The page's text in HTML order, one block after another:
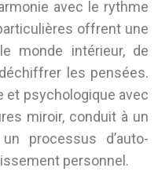
avec le rythme
offrent une
monde intérieur, de
les pensées.
et psychologique avec
miroir, conduit à un
processus d’auto-
personnel.